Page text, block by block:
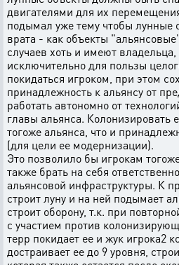
двигателями для их
подымал уже тему чтобы лунные
врата - как объекты
случаев хоть и имеют
исключительно для пользы
покидаться игроком, при этом
принадлежность к альянсу от
работать автономно от
главы альянса. Колонизировать
тогоже альянса, что и
(для цели ее модернизации).
Это позволило бы игрокам
также брать на себя
альянсовой инфраструктуры. К
строит луну и на ней подымает
строит оборону, т.к. при
с участием против
терр покидает ее и жук игрока2
достраивает ее до 9 уровня,